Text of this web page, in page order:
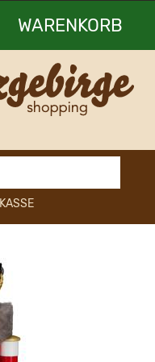
WARENKORB
Ihr Warenkorb ist leer.
KASSE